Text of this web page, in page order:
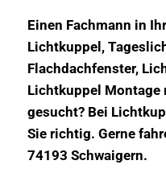
Einen Fachmann in
Lichtkuppel,
Flachdachfenster,
Lichtkuppel Montage
gesucht? Bei
Sie richtig. Gerne
74193 Schwaigern.